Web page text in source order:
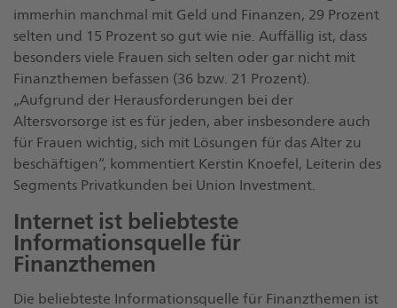
immerhin manchmal mit Geld und Finanzen, 29 Prozent
selten und 15 Prozent so gut wie nie. Auffällig ist, dass
besonders viele Frauen sich selten oder gar nicht mit
Finanzthemen befassen (36 bzw. 21 Prozent).
„Aufgrund der Herausforderungen bei der
Altersvorsorge ist es für jeden, aber insbesondere auch
für Frauen wichtig, sich mit Lösungen für das Alter zu
beschäftigen“, kommentiert Kerstin Knoefel, Leiterin des
Segments Privatkunden bei Union Investment.
Internet ist beliebteste
Informationsquelle für
Finanzthemen
Die beliebteste Informationsquelle für Finanzthemen ist